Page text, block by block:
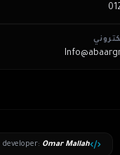
developer: Omar Mallah